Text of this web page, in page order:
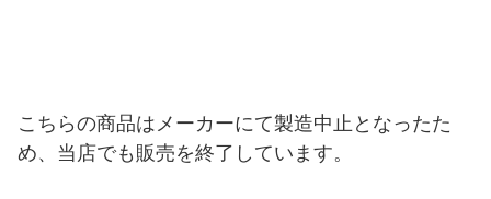
こちらの商品はメーカーにて製造中止となったた
め、当店でも販売を終了しています。